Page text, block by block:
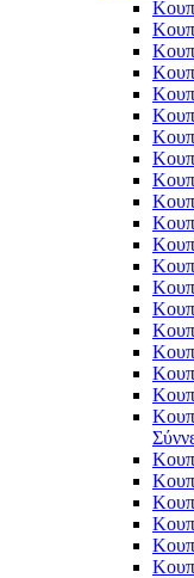
Κουπ